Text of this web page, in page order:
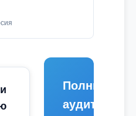
Полный
аудит